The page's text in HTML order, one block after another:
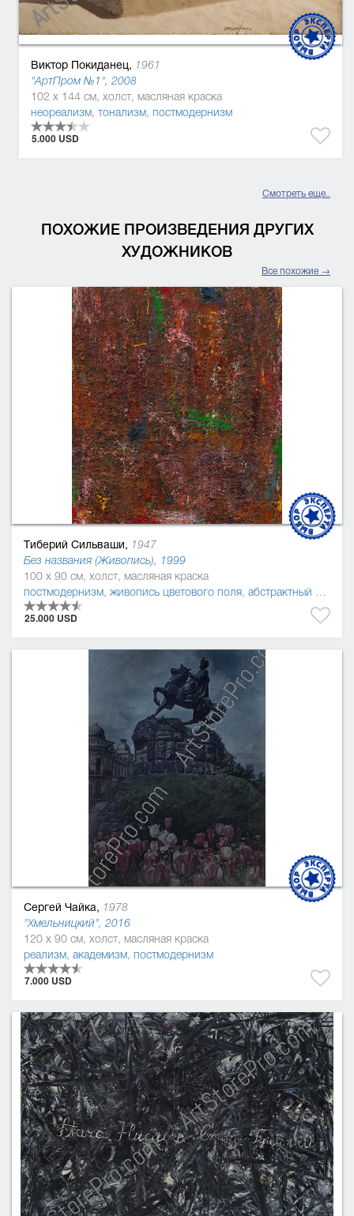
Виктор Покиданец, 1961
"АртПром №1", 2008
102 x 144 см, холст, масляная краска
неореализм, тонализм, постмодернизм
5.000 USD
Смотреть еще..
ПОХОЖИЕ ПРОИЗВЕДЕНИЯ ДРУГИХ
ХУДОЖНИКОВ
Все похожие →
Тиберий Сильваши, 1947
Без названия (Живопись), 1999
100 x 90 см, холст, масляная краска
постмодернизм, живопись цветового поля, абстрактный экспрессионизм
25.000 USD
Сергей Чайка, 1978
"Хмельницкий", 2016
120 x 90 см, холст, масляная краска
реализм, академизм, постмодернизм
7.000 USD